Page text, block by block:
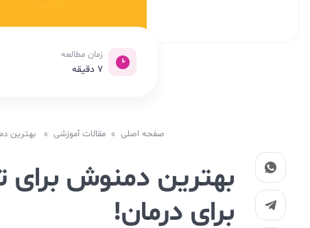
زمان مطالعه
7 دقیقه
صفحه اصلی » مقالات آموزشی » بهترین دمنوش
برای درمان!